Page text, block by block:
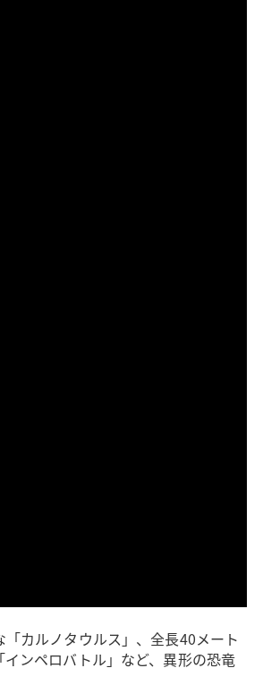
カルノタウルス」、全長40メート
ンペロバトル」など、異形の恐竜